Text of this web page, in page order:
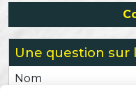
Une question sur
Nom